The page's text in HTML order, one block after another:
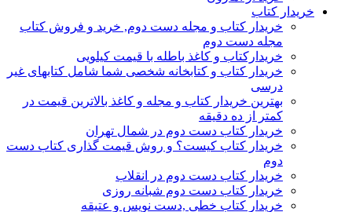
خریدار کتاب
خریدار کتاب و مجله دست دوم, خرید و فروش کتاب
مجله دست دوم
خریدارکتاب و کاغذ باطله با قیمت کیلویی
خریدار کتاب و کتابخانه شخصی شما شامل کتابهای غیر
درسی
بهترین خریدار کتاب و مجله و کاغذ بالاترین قیمت در
کمتر از ده دقیقه
خریدار کتاب دست دوم در شمال تهران
خریدار کتاب کیست؟ و روش قیمت گذاری کتاب دست
دوم
خریدار کتاب دست دوم در انقلاب
خریدار کتاب دست دوم شبانه روزی
خریدار کتاب خطی ,دست نویس و عتیقه